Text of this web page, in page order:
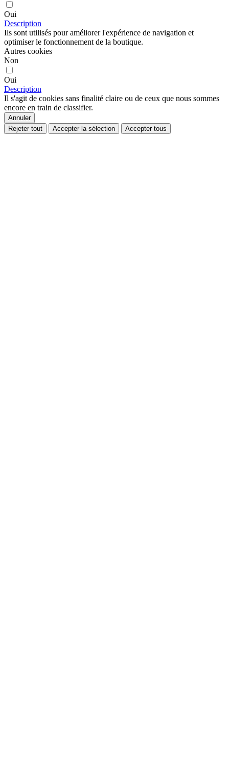
Oui
Description
Ils sont utilisés pour améliorer l'expérience de navigation et
optimiser le fonctionnement de la boutique.
Autres cookies
Non
Oui
Description
Il s'agit de cookies sans finalité claire ou de ceux que nous sommes
encore en train de classifier.
Annuler
Rejeter tout
Accepter la sélection Accepter tous